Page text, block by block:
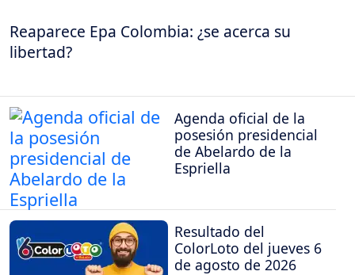
Reaparece Epa Colombia: ¿se acerca su
libertad?
Agenda oficial de la
posesión presidencial
de Abelardo de la
Espriella
Resultado del
ColorLoto del jueves 6
de agosto de 2026